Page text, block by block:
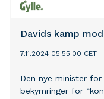
Davids kamp
7.11.2024 05:55:00 CET
Den nye minister
bekymringer for